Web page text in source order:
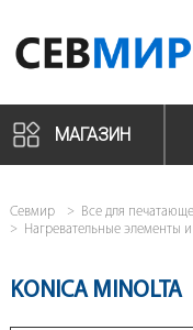
МАГАЗИН
Севмир Все для
Нагревательные элементы
KONICA MINOLTA